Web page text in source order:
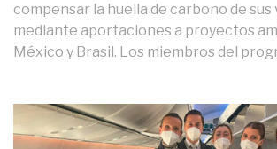
compensar la huella de carbono de sus
mediante aportaciones a proyectos
México y Brasil. Los miembros del